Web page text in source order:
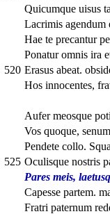
Quicumque uisus
Lacrimis agendum
Hae te precantur
Ponatur omnis ira
520 Erasus abeat.
Hos innocentes,
A
Aufer meosque
Vos quoque,
Pendete collo.
525 Oculisque nostris
Pares meis,
Capesse partem.
Fratri paternum